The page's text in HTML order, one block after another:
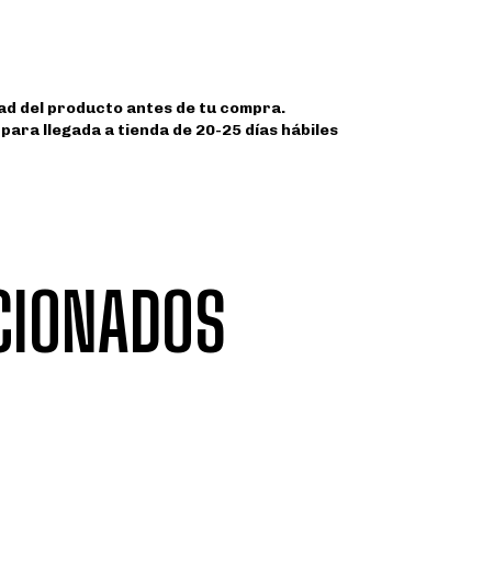
del producto antes de tu compra.
llegada a tienda de 20-25 días hábiles